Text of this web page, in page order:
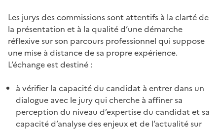
Les jurys des commissions sont attentifs à la clarté de
la présentation et à la qualité d’une démarche
réflexive sur son parcours professionnel qui suppose
une mise à distance de sa propre expérience.
L’échange est destiné :
à vérifier la capacité du candidat à entrer dans un
dialogue avec le jury qui cherche à affiner sa
perception du niveau d’expertise du candidat et sa
capacité d’analyse des enjeux et de l’actualité sur